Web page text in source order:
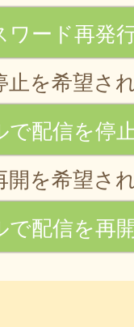
ワード再発
止を希望さ
で配信を停
開を希望さ
で配信を再